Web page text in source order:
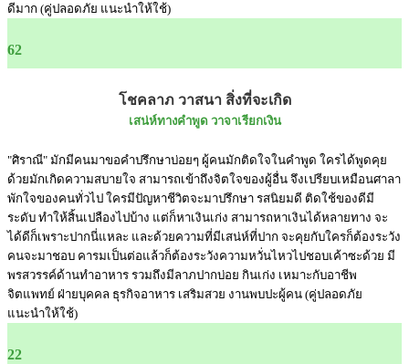
ดีมาก (คู่ปลอดภัย แนะนำให้ใช้)
62
โชคลาภ วาสนา สิ่งที่จะเกิด
เสน่ห์ทางคำพูด วาจาเรียกเงิน
"ศิราณี" มักมีคนมาขอคำปรึกษาบ่อยๆ ผู้คนมักติดใจในคำพูด ใครได้พูดคุย
ด้วยมักเกิดความสบายใจ สามารถเข้าถึงจิตใจของผู้อื่น จึงเปรียบเหมือนศาลา
พักใจของคนทั่วไป ใครมีปัญหาชีวิตจะมาปรึกษา รสนิยมดี ติดใช้ของดีมี
ระดับ ทำให้สิ้นเปลืองไปบ้าง แต่ก็หาเงินเก่ง สามารถหาเงินได้หลายทาง จะ
ได้ดีก็เพราะปากนี่แหละ และด้วยความที่มีเสน่ห์ที่ปาก จะคุยกับใครก็ต้องระวัง
คนจะมาชอบ คารมเป็นต่อแล้วก็ต้องระวังความหวั่นไหวไปชอบเค้าซะด้วย มี
พรสวรรค์ด้านทำอาหาร รวมถึงมีลาภปากบ่อย กินเก่ง เหมาะกับอาชีพ
จิตแพทย์ ฝ่ายบุคคล ธุรกิจอาหาร เสริมสวย งานพบปะผู้คน (คู่ปลอดภัย
แนะนำให้ใช้)
22